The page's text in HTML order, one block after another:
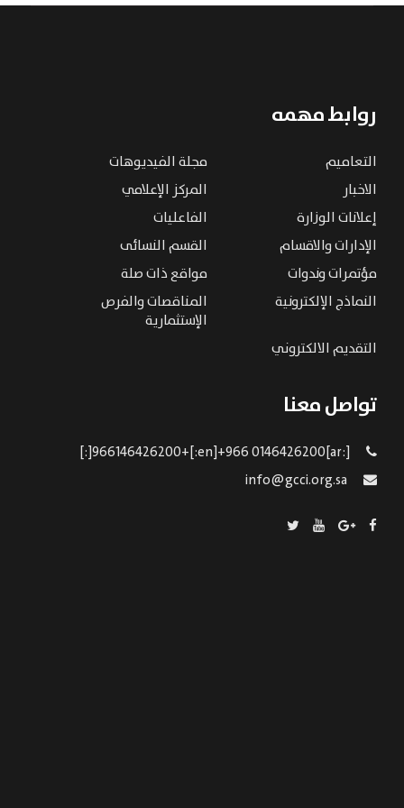
روابط مهمه
التعاميم
مجلة الفيديوهات
الاخبار
المركز الإعلامي
إعلانات الوزارة
الفاعليات
الإدارات والاقسام
القسم النسائى
مؤتمرات وندوات
مواقع ذات صلة
النماذج الإلكترونية
المناقصات والفرص
الإستثمارية
التقديم الالكتروني
تواصل معنا
[:ar]966146426200+[:en]+966 0146426200[:]